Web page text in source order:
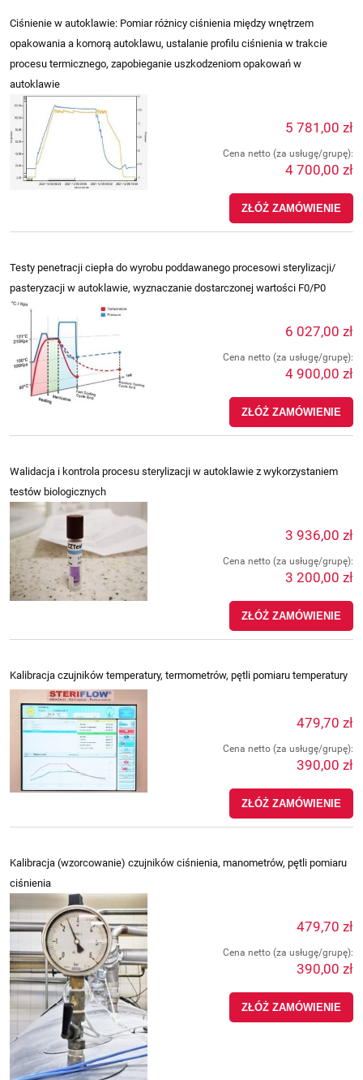
Ciśnienie w autoklawie: Pomiar różnicy ciśnienia między wnętrzem
opakowania a komorą autoklawu, ustalanie profilu ciśnienia w trakcie
procesu termicznego, zapobieganie uszkodzeniom opakowań w
autoklawie
5 781,00 zł
Cena netto (za usługę/grupę):
4 700,00 zł
ZŁÓŻ ZAMÓWIENIE
Testy penetracji ciepła do wyrobu poddawanego procesowi sterylizacji/
pasteryzacji w autoklawie, wyznaczanie dostarczonej wartości F0/P0
6 027,00 zł
Cena netto (za usługę/grupę):
4 900,00 zł
ZŁÓŻ ZAMÓWIENIE
Walidacja i kontrola procesu sterylizacji w autoklawie z wykorzystaniem
testów biologicznych
3 936,00 zł
Cena netto (za usługę/grupę):
3 200,00 zł
ZŁÓŻ ZAMÓWIENIE
Kalibracja czujników temperatury, termometrów, pętli pomiaru temperatury
479,70 zł
Cena netto (za usługę/grupę):
390,00 zł
ZŁÓŻ ZAMÓWIENIE
Kalibracja (wzorcowanie) czujników ciśnienia, manometrów, pętli pomiaru
ciśnienia
479,70 zł
Cena netto (za usługę/grupę):
390,00 zł
ZŁÓŻ ZAMÓWIENIE